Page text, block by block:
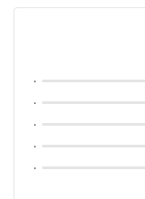
۰
۰
۰
۰
۰